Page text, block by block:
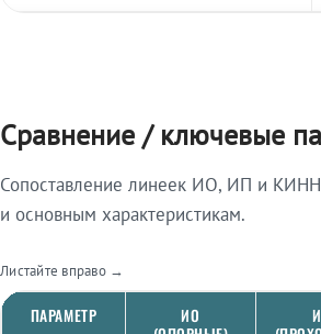
Сравнение / ключевые
Сопоставление линеек ИО, ИП и
и основным характеристикам.
Листайте вправо →
ПАРАМЕТР
ИО